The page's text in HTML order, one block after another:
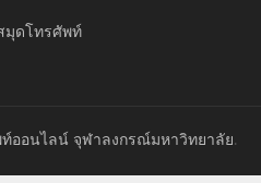
มุดโทรศัพท์
ออนไลน์ จุฬาลงกรณ์มหาวิทยาลัย.